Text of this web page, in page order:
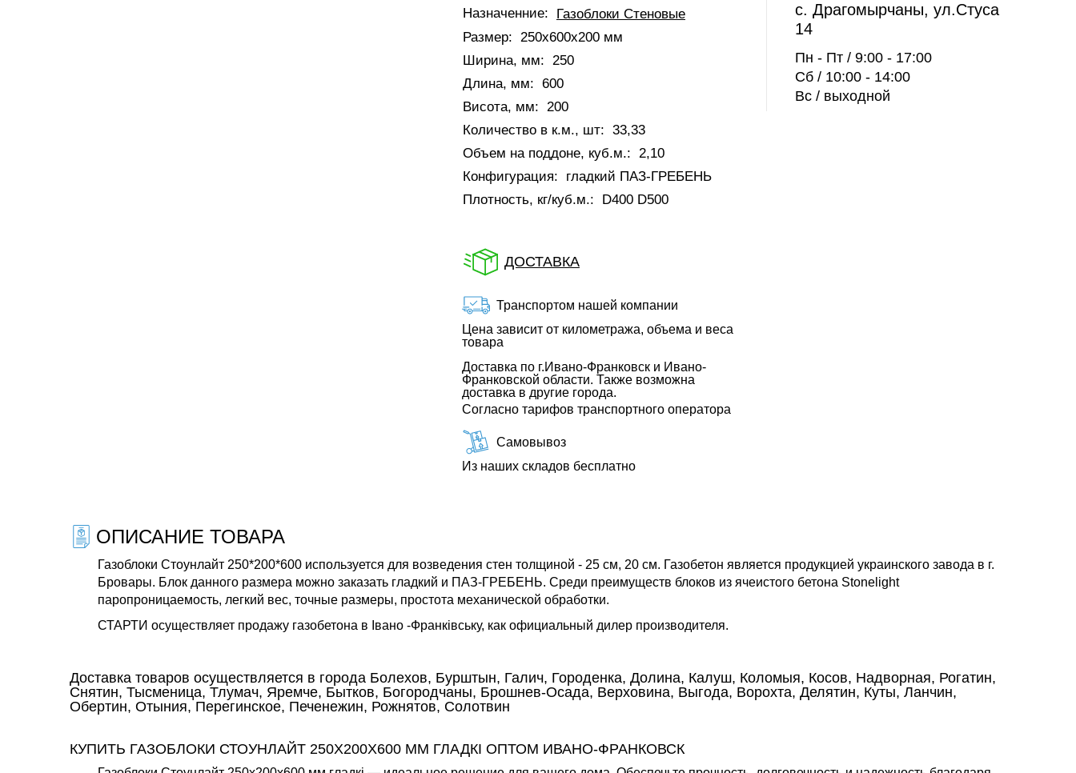
Назначенние:
Газоблоки Стеновые
Размер: 250x600x200 мм
Ширина, мм: 250
Длина, мм: 600
Висота, мм: 200
Количество в к.м., шт: 33,33
Объем на поддоне, куб.м.: 2,10
Конфигурация:
гладкий ПАЗ-ГРЕБЕНЬ
Плотность, кг/куб.м.:
D400 D500
ДОСТАВКА
Транспортом нашей компании
Цена зависит от километража, объема и веса
товара
Доставка по г.Ивано-Франковск и Ивано-
Франковской области. Также возможна
доставка в другие города.
Согласно тарифов транспортного оператора
Самовывоз
Из наших складов бесплатно
с. Драгомырчаны, ул.Стуса
14
Пн - Пт / 9:00 - 17:00
Сб / 10:00 - 14:00
Вс / выходной
ОПИСАНИЕ ТОВАРА
Газоблоки Стоунлайт 250*200*600 используется для возведения стен толщиной - 25 см, 20 см. Газобетон является продукцией украинского завода в г.
Бровары. Блок данного размера можно заказать гладкий и ПАЗ-ГРЕБЕНЬ. Среди преимуществ блоков из ячеистого бетона Stonelight
паропроницаемость, легкий вес, точные размеры, простота механической обработки.
СТАРТИ осуществляет продажу газобетона в Івано -Франківську, как официальный дилер производителя.
Доставка товаров осуществляется в города Болехов, Бурштын, Галич, Городенка, Долина, Калуш, Коломыя, Косов, Надворная, Рогатин,
Снятин, Тысменица, Тлумач, Яремче, Бытков, Богородчаны, Брошнев-Осада, Верховина, Выгода, Ворохта, Делятин, Куты, Ланчин,
Обертин, Отыния, Перегинское, Печенежин, Рожнятов, Солотвин
КУПИТЬ ГАЗОБЛОКИ СТОУНЛАЙТ 250Х200Х600 ММ ГЛАДКІ ОПТОМ ИВАНО-ФРАНКОВСК